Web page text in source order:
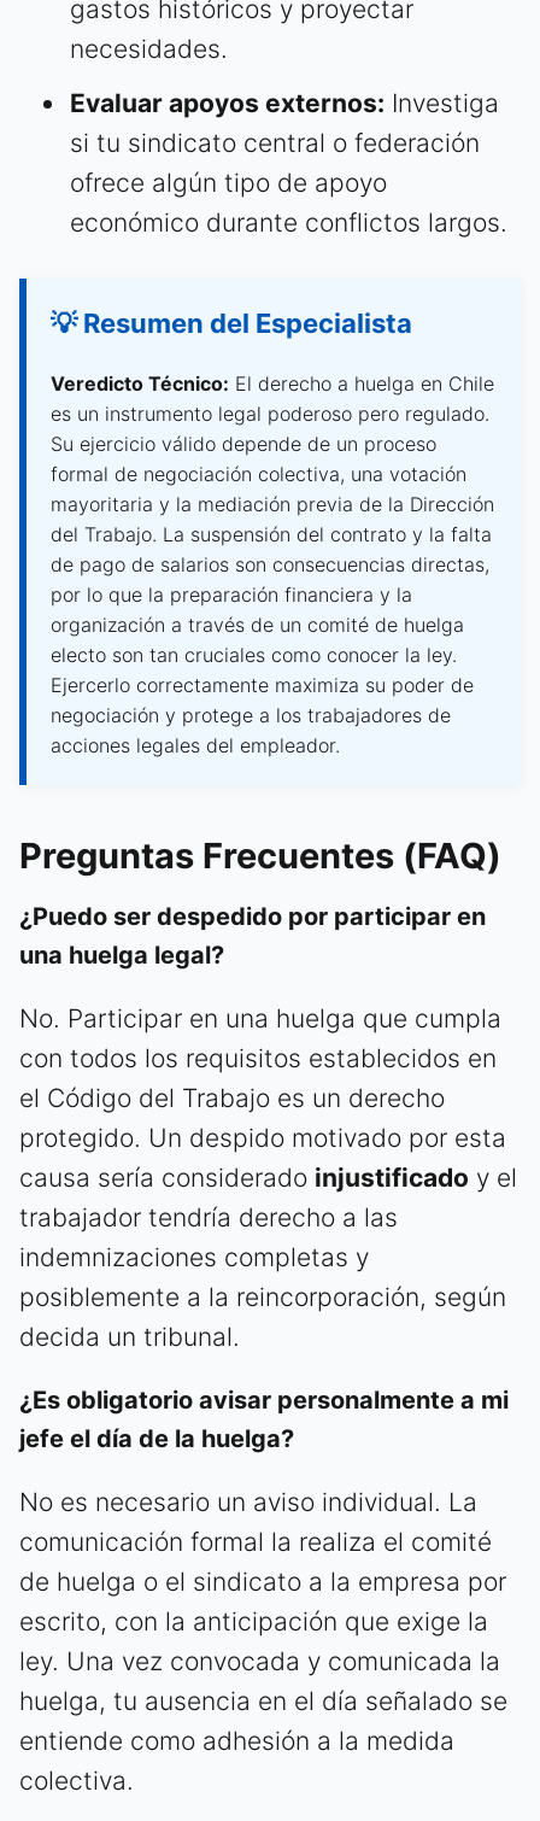
gastos históricos y proyectar
necesidades.
Evaluar apoyos externos: Investiga
si tu sindicato central o federación
ofrece algún tipo de apoyo
económico durante conflictos largos.
💡 Resumen del Especialista
Veredicto Técnico: El derecho a huelga en Chile
es un instrumento legal poderoso pero regulado.
Su ejercicio válido depende de un proceso
formal de negociación colectiva, una votación
mayoritaria y la mediación previa de la Dirección
del Trabajo. La suspensión del contrato y la falta
de pago de salarios son consecuencias directas,
por lo que la preparación financiera y la
organización a través de un comité de huelga
electo son tan cruciales como conocer la ley.
Ejercerlo correctamente maximiza su poder de
negociación y protege a los trabajadores de
acciones legales del empleador.
Preguntas Frecuentes (FAQ)
¿Puedo ser despedido por participar en
una huelga legal?
No. Participar en una huelga que cumpla
con todos los requisitos establecidos en
el Código del Trabajo es un derecho
protegido. Un despido motivado por esta
causa sería considerado injustificado y el
trabajador tendría derecho a las
indemnizaciones completas y
posiblemente a la reincorporación, según
decida un tribunal.
¿Es obligatorio avisar personalmente a mi
jefe el día de la huelga?
No es necesario un aviso individual. La
comunicación formal la realiza el comité
de huelga o el sindicato a la empresa por
escrito, con la anticipación que exige la
ley. Una vez convocada y comunicada la
huelga, tu ausencia en el día señalado se
entiende como adhesión a la medida
colectiva.